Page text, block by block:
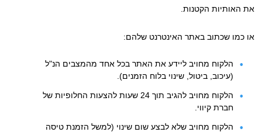
את האותיות הקטנות.
או כמו שכתוב באתר האינטרנט שלהם:
הלקוח מחויב ליידע את האתר בכל אחד מהמצבים הנ"ל
(עיכוב, ביטול, שינוי בלוח הזמנים).
הלקוח מחויב להגיב תוך 24 שעות להצעות החלופיות של
חברת קיווי.
הלקוח מחויב שלא לבצע שום שינוי (למשל הזמנת טיסה